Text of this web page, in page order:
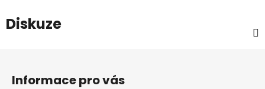
Diskuze
Informace pro vás